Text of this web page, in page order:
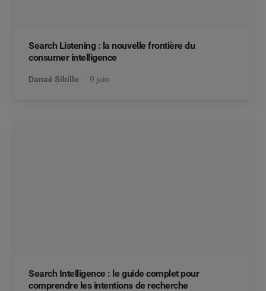
Search Listening : la nouvelle frontière du
consumer intelligence
Danaé Sibille 9 juin
Search Intelligence : le guide complet pour
comprendre les intentions de recherche